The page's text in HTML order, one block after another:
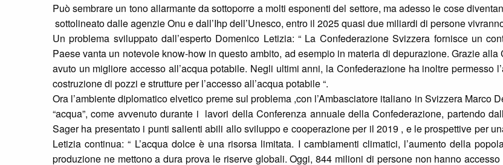
Può sembrare un tono allarmante da sottoporre a molti esponenti del settore, ma adesso le cose
sottolineato dalle agenzie Onu e dall’Ihp dell’Unesco, entro il 2025 quasi due miliardi di persone
Un problema sviluppato dall’esperto Domenico Letizia: “ La Confederazione Svizzera fornisce un
Paese vanta un notevole know-how in questo ambito, ad esempio in materia di depurazione. Grazie
avuto un migliore accesso all’acqua potabile. Negli ultimi anni, la Confederazione ha inoltre permesso
costruzione di pozzi e strutture per l’accesso all’acqua potabile “.
Ora l’ambiente diplomatico elvetico preme sul problema ,con l’Ambasciatore italiano in Svizzera Marco
“acqua”, come avvenuto durante i lavori della Conferenza annuale della Confederazione, partendo
Sager ha presentato i punti salienti abili allo sviluppo e cooperazione per il 2019 , e le prospettive per
Letizia continua: “ L’acqua dolce è una risorsa limitata. I cambiamenti climatici, l’aumento della
produzione ne mettono a dura prova le riserve globali. Oggi, 844 milioni di persone non hanno